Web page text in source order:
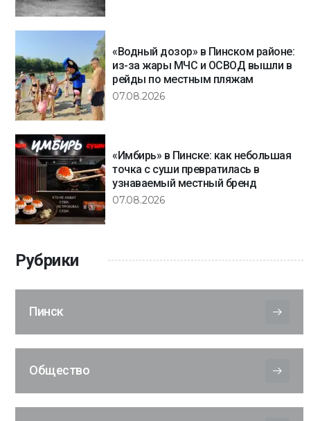
«Водный дозор» в Пинском районе:
из-за жары МЧС и ОСВОД вышли в
рейды по местным пляжам
07.08.2026
«Имбирь» в Пинске: как небольшая
точка с суши превратилась в
узнаваемый местный бренд
07.08.2026
Рубрики
Пинск
Общество